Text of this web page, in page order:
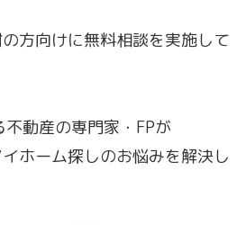
方向けに無料相談を実施して
動産の専門家・FPが
ホーム探しのお悩みを解決し